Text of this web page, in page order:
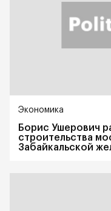
Экономика
Борис Ушерович
строительства
Забайкальской